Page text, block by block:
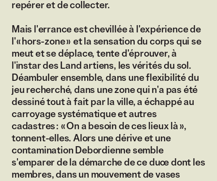
repérer et de collecter.
Mais l'errance est chevillée à l'expérience de
l'« hors-zone » et la sensation du corps qui se
meut et se déplace, tente d'éprouver, à
l'instar des Land artiens, les vérités du sol.
Déambuler ensemble, dans une flexibilité du
jeu recherché, dans une zone qui n'a pas été
dessiné tout à fait par la ville, a échappé au
carroyage systématique et autres
cadastres : « On a besoin de ces lieux là »,
tonnent-elles. Alors une dérive et une
contamination Debordienne semble
s'emparer de la démarche de ce duœ dont les
membres, dans un mouvement de vases